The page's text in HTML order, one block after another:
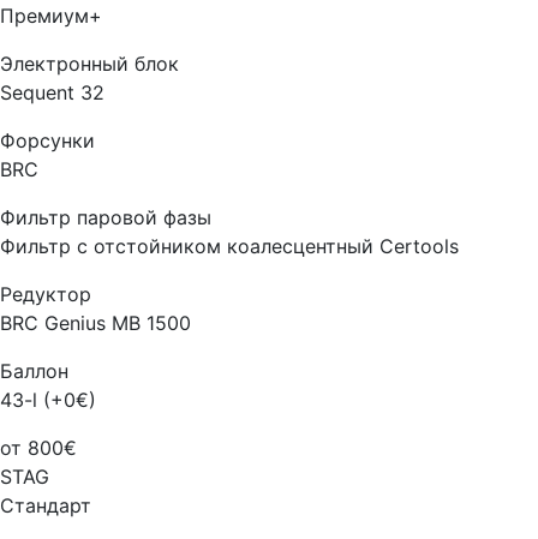
Премиум+
Электронный блок
Sequent 32
Форсунки
BRC
Фильтр паровой фазы
Фильтр с отстойником коалесцентный Certools
Редуктор
BRC Genius MB 1500
Баллон
43-l (+0€)
от 800€
STAG
Стандарт